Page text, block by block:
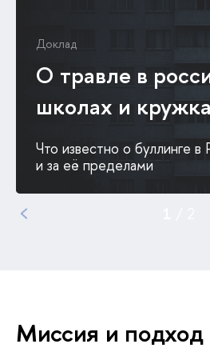
Доклад
О травле в
школах и
Что известно о буллинге в
и за её пределами
Миссия и подход